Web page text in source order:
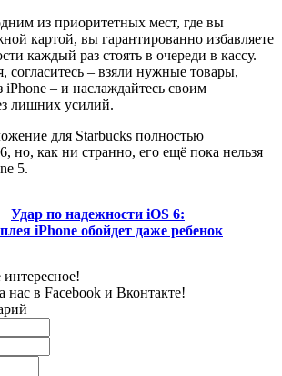
из приоритетных мест, где вы
картой, вы гарантированно избавляете
каждый раз стоять в очереди в кассу.
согласитесь – взяли нужные товары,
iPhone – и наслаждайтесь своим
лишних усилий.
для Starbucks полностью
но, как ни странно, его ещё пока нельзя
5.
Удар по надежности iOS 6:
iPhone обойдет даже ребенок
нас в Facebook и Вконтакте!